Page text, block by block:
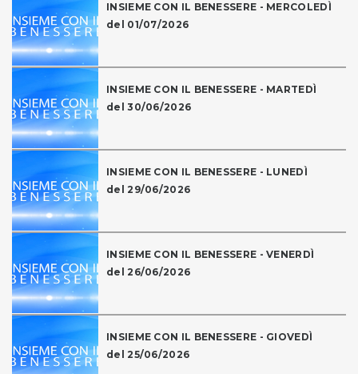
INSIEME CON IL BENESSERE - MERCOLEDÌ
del 01/07/2026
INSIEME CON IL BENESSERE - MARTEDÌ
del 30/06/2026
INSIEME CON IL BENESSERE - LUNEDÌ
del 29/06/2026
INSIEME CON IL BENESSERE - VENERDÌ
del 26/06/2026
INSIEME CON IL BENESSERE - GIOVEDÌ
del 25/06/2026